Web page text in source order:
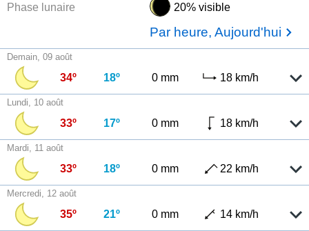
Phase lunaire
20% visible
Par heure, Aujourd'hui
Demain, 09 août
34º 18º 0 mm 18 km/h
Lundi, 10 août
33º 17º 0 mm 18 km/h
Mardi, 11 août
33º 18º 0 mm 22 km/h
Mercredi, 12 août
35º 21º 0 mm 14 km/h